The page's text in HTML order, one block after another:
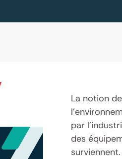
La notion
par
des